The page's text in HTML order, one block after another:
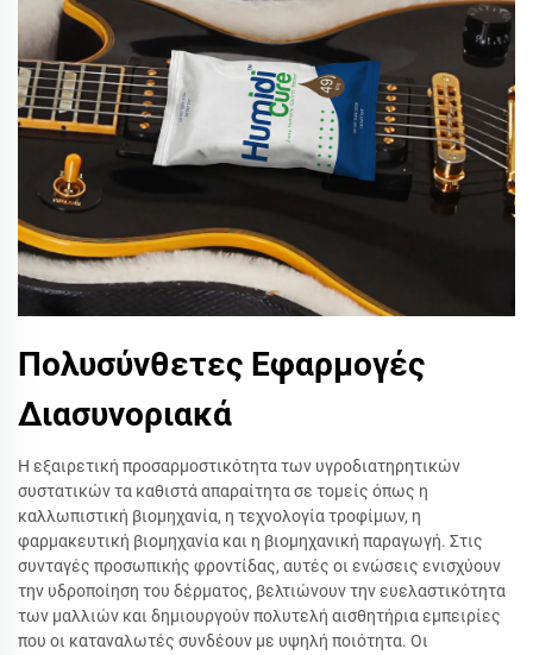
Πολυσύνθετες Εφαρμογές
Διασυνοριακά
Η εξαιρετική προσαρμοστικότητα των υγροδιατηρητικών
συστατικών τα καθιστά απαραίτητα σε τομείς όπως η
καλλωπιστική βιομηχανία, η τεχνολογία τροφίμων, η
φαρμακευτική βιομηχανία και η βιομηχανική παραγωγή. Στις
συνταγές προσωπικής φροντίδας, αυτές οι ενώσεις ενισχύουν
την υδροποίηση του δέρματος, βελτιώνουν την ευελαστικότητα
των μαλλιών και δημιουργούν πολυτελή αισθητήρια εμπειρίες
που οι καταναλωτές συνδέουν με υψηλή ποιότητα. Οι